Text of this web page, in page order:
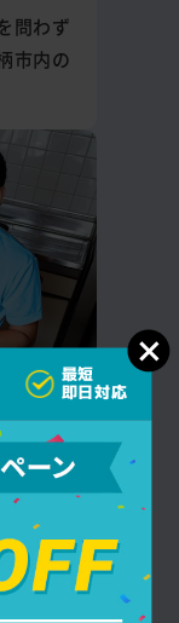
問わず
市内の
示後
心して
最短
即日対応